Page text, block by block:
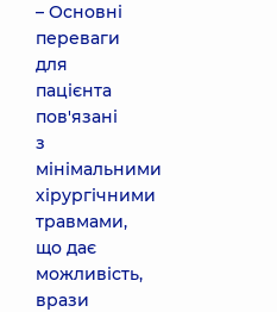
– Основні
переваги
для
пацієнта
пов'язані
з
мінімальними
хірургічними
травмами,
що дає
можливість,
врази